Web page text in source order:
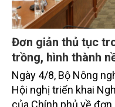
Đơn giản thủ tục
trồng, hình thành
Ngày 4/8, Bộ Nông